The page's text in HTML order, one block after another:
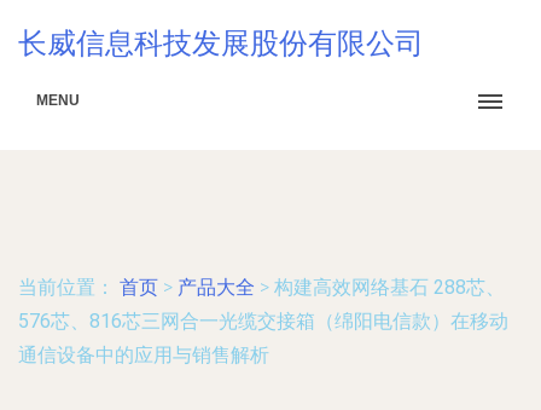
长威信息科技发展股份有限公司
MENU
当前位置： 首页 > 产品大全 > 构建高效网络基石 288芯、
576芯、816芯三网合一光缆交接箱（绵阳电信款）在移动
通信设备中的应用与销售解析